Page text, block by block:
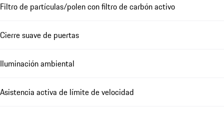
Filtro de partículas/polen con filtro de carbón activo
Cierre suave de puertas
Iluminación ambiental
Asistencia activa de límite de velocidad